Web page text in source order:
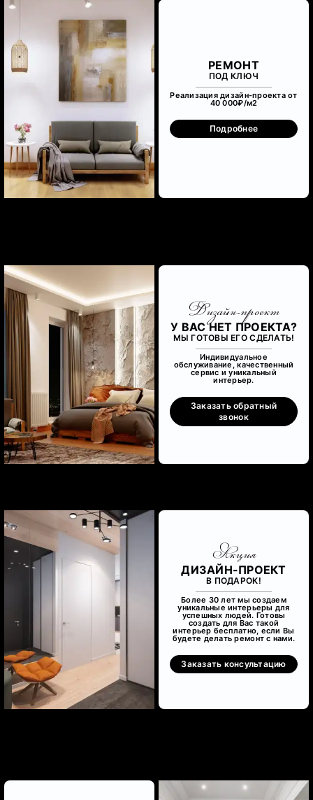
РЕМОНТ
ПОД КЛЮЧ
Реализация дизайн-проекта от
40 000₽/м2
Подробнее
Дизайн-проект
У ВАС НЕТ ПРОЕКТА?
МЫ ГОТОВЫ ЕГО СДЕЛАТЬ!
Индивидуальное
обслуживание, качественный
сервис и уникальный
интерьер.
Заказать обратный
звонок
Акция
ДИЗАЙН-ПРОЕКТ
В ПОДАРОК!
Более 30 лет мы создаем
уникальные интерьеры для
успешных людей. Готовы
создать для Вас такой
интерьер бесплатно, если Вы
будете делать ремонт с нами.
Заказать консультацию